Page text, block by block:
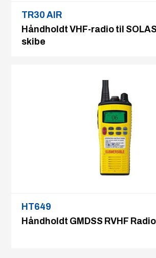
TR30 AIR
Håndholdt VHF-radio til
skibe
HT649
Håndholdt GMDSS RVHF Radio